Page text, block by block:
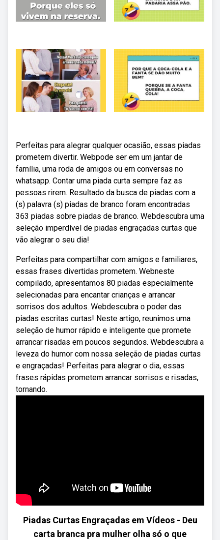
Perfeitas para alegrar qualquer ocasião, essas piadas
prometem divertir. Webpode ser em um jantar de
família, uma roda de amigos ou em conversas no
whatsapp. Contar uma piada curta sempre faz as
pessoas rirem. Resultado da busca de piadas com a
(s) palavra (s) piadas de branco foram encontradas
363 piadas sobre piadas de branco. Webdescubra uma
seleção imperdível de piadas engraçadas curtas que
vão alegrar o seu dia!
Perfeitas para compartilhar com amigos e familiares,
essas frases divertidas prometem. Webneste
compilado, apresentamos 80 piadas especialmente
selecionadas para encantar crianças e arrancar
sorrisos dos adultos. Webdescubra o poder das
piadas escritas curtas! Neste artigo, reunimos uma
seleção de humor rápido e inteligente que promete
arrancar risadas em poucos segundos. Webdescubra a
leveza do humor com nossa seleção de piadas curtas
e engraçadas! Perfeitas para alegrar o dia, essas
frases rápidas prometem arrancar sorrisos e risadas,
tornando.
Piadas Curtas Engraçadas em Vídeos - Deu
carta branca pra mulher olha só o que